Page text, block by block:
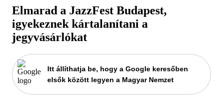
Elmarad a JazzFest Budapest,
igyekeznek kártalanítani a
jegyvásárlókat
Itt állíthatja be, hogy a Google keresőben
elsők között legyen a Magyar Nemzet